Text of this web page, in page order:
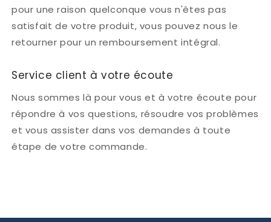
pour une raison quelconque vous n'êtes pas
satisfait de votre produit, vous pouvez nous le
retourner pour un remboursement intégral.
Service client à votre écoute
Nous sommes là pour vous et à votre écoute pour
répondre à vos questions, résoudre vos problèmes
et vous assister dans vos demandes à toute
étape de votre commande.